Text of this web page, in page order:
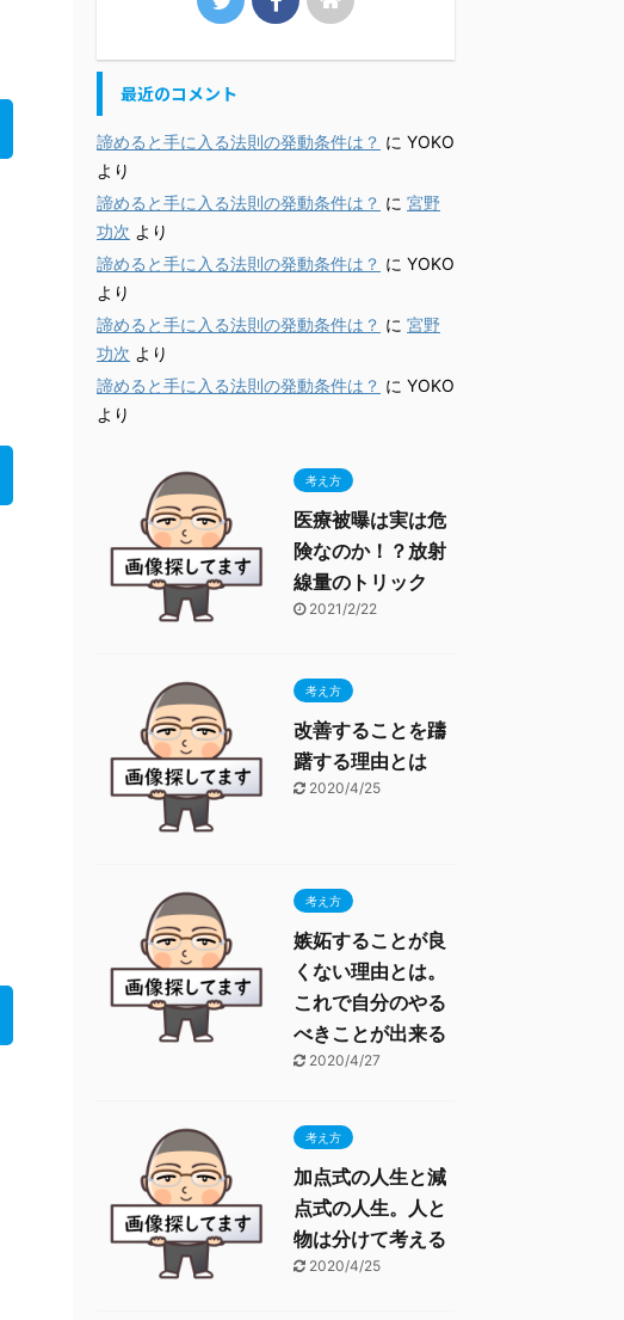
最近のコメント
諦めると手に入る法則の発動条件は？ に YOKO
より
諦めると手に入る法則の発動条件は？ に 宮野
功次 より
諦めると手に入る法則の発動条件は？ に YOKO
より
諦めると手に入る法則の発動条件は？ に 宮野
功次 より
諦めると手に入る法則の発動条件は？ に YOKO
より
考え方
医療被曝は実は危
険なのか！？放射
線量のトリック
2021/2/22
考え方
改善することを躊
躇する理由とは
2020/4/25
考え方
嫉妬することが良
くない理由とは。
これで自分のやる
べきことが出来る
2020/4/27
考え方
加点式の人生と減
点式の人生。人と
物は分けて考える
2020/4/25